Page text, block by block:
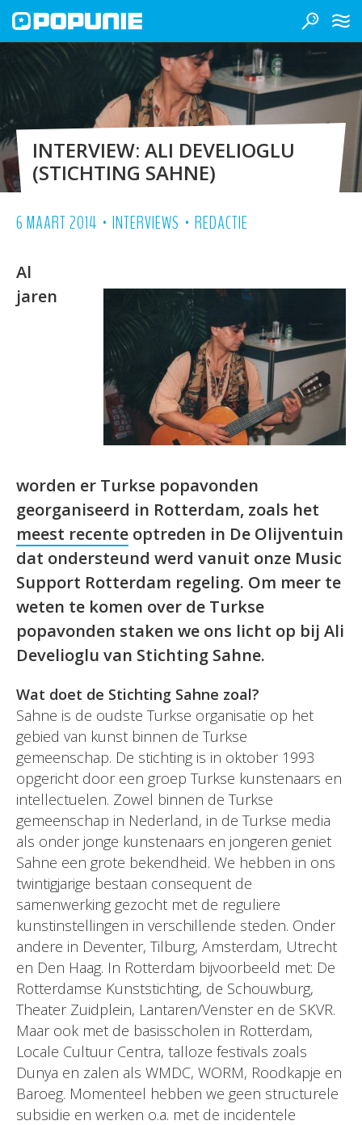
INTERVIEW: ALI DEVELIOGLU
(STICHTING SAHNE)
6 MAART 2014 • INTERVIEWS • REDACTIE
Al
jaren
worden er Turkse popavonden
georganiseerd in Rotterdam, zoals het
meest recente optreden in De Olijventuin
dat ondersteund werd vanuit onze Music
Support Rotterdam regeling. Om meer te
weten te komen over de Turkse
popavonden staken we ons licht op bij Ali
Develioglu van Stichting Sahne.
Wat doet de Stichting Sahne zoal?
Sahne is de oudste Turkse organisatie op het
gebied van kunst binnen de Turkse
gemeenschap. De stichting is in oktober 1993
opgericht door een groep Turkse kunstenaars en
intellectuelen. Zowel binnen de Turkse
gemeenschap in Nederland, in de Turkse media
als onder jonge kunstenaars en jongeren geniet
Sahne een grote bekendheid. We hebben in ons
twintigjarige bestaan consequent de
samenwerking gezocht met de reguliere
kunstinstellingen in verschillende steden. Onder
andere in Deventer, Tilburg, Amsterdam, Utrecht
en Den Haag. In Rotterdam bijvoorbeeld met: De
Rotterdamse Kunststichting, de Schouwburg,
Theater Zuidplein, Lantaren/Venster en de SKVR.
Maar ook met de basisscholen in Rotterdam,
Locale Cultuur Centra, talloze festivals zoals
Dunya en zalen als WMDC, WORM, Roodkapje en
Baroeg. Momenteel hebben we geen structurele
subsidie en werken o.a. met de incidentele